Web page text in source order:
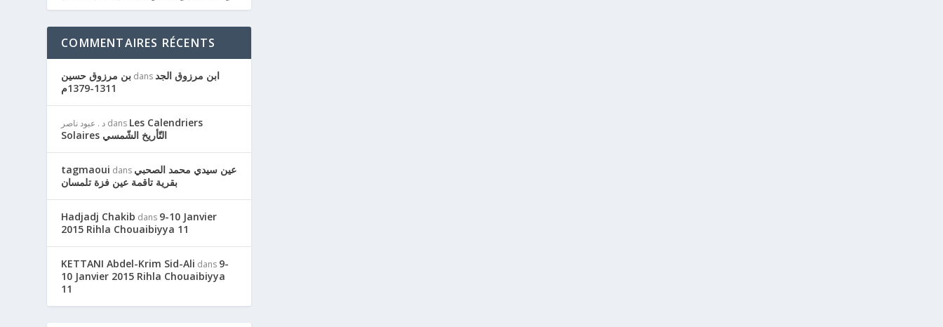
COMMENTAIRES RÉCENTS
بن مرزوق حسين dansابن مرزوق الجد
1311-1379م
د . عبود ناصر dans Les Calendriers
Solaires التّأريخ الشّمسي
tagmaoui dans عين سيدي محمد الصحبي
بقرية تاقمة عين فزة تلمسان
Hadjadj Chakib dans 9-10 Janvier
2015 Rihla Chouaibiyya 11
KETTANI Abdel-Krim Sid-Ali dans 9-
10 Janvier 2015 Rihla Chouaibiyya
11